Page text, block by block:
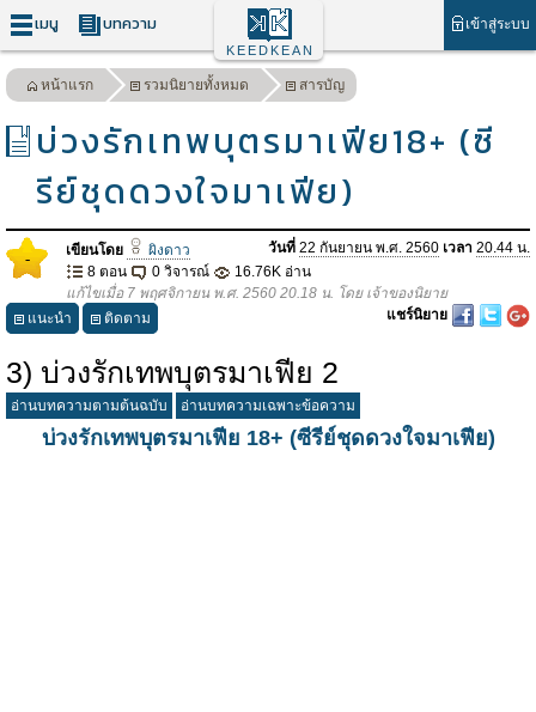
เมนู บทความ เข้าสู่ระบบ
KEEDKEAN
หน้าแรก รวมนิยายทั้งหมด สารบัญ
บ่วงรักเทพบุตรมาเฟีย18+ (ซี
รีย์ชุดดวงใจมาเฟีย)
- เขียนโดย ผิงดาว วันที่ 22 กันยายน พ.ศ. 2560 เวลา 20.44 น.
8 ตอน
0 วิจารณ์
16.76K อ่าน
แก้ไขเมื่อ 7 พฤศจิกายน พ.ศ. 2560 20.18 น. โดย เจ้าของนิยาย
แนะนำ
ติดตาม แชร์นิยาย
3) บ่วงรักเทพบุตรมาเฟีย 2
อ่านบทความตามต้นฉบับ อ่านบทความเฉพาะข้อความ
บ่วงรักเทพบุตรมาเฟีย 18+ (ซีรีย์ชุดดวงใจมาเฟีย)